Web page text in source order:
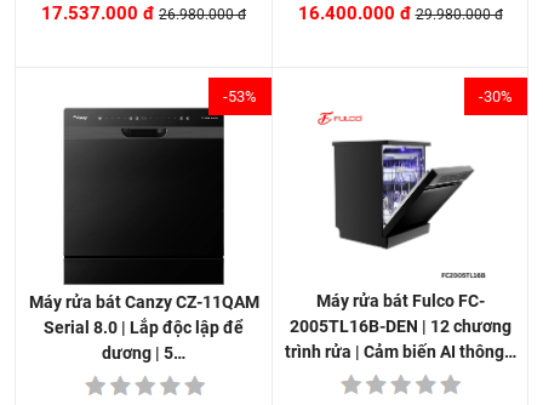
17.537.000 đ 26.980.000 đ 16.400.000 đ 29.980.000 đ
-53%
Máy rửa bát Canzy CZ-11QAM
Serial 8.0 | Lắp độc lập để
dương | 5…
-30%
Máy rửa bát Fulco FC-
2005TL16B-DEN | 12 chương
trình rửa | Cảm biến AI thông…